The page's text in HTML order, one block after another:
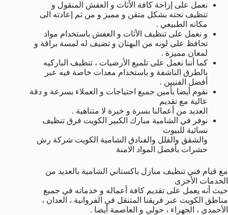
نعمل على إزاحة كافة الأثاث و العفش المنقول و
تنظيف تحته بشكل متقن و مميز و من ثم إعادته الى
مكانه الطبيعي .
و نعمل على تنظيف الأثات و العفش باستخدام مواد
تحافظ على لونه من البهتان و تضيف له لمسة براقة و
لمعان مميزة .
كما أننا نعمل على تلميع الأرضيات ، تنظيف الباركيه
بالطرق الناشفة و باستخدام معدات خاصة فيه عبر
أفضل الفنيين .
نقوم أيضا بأمين جميع احتياجات و العملاء بسرعة و دقة
عالية مع تقديم
العديد من أعمالنا بسرة و خبرة لا متناهية .
نوفر في الشامية مبارك الكبير الكويت فرق تنظيف
نسائية للبيوت
والشقق والفلل والفنادق الشامية الكويت شركة رش
حشرات بأفضل المواد الامنة
مع قيام فني تنظيف منازل باكستاني الشامية بالعديد من
الخدمات الأخرى
حيث أنه يعمل على تقديم كافة أعماله و خدماته في جميع
مناطق الكويت عبر فريقنا المتنقل في الفروانية ، العدان ،
الأحمدي ، الجهراء ، حولي و العاصمة أيضا .